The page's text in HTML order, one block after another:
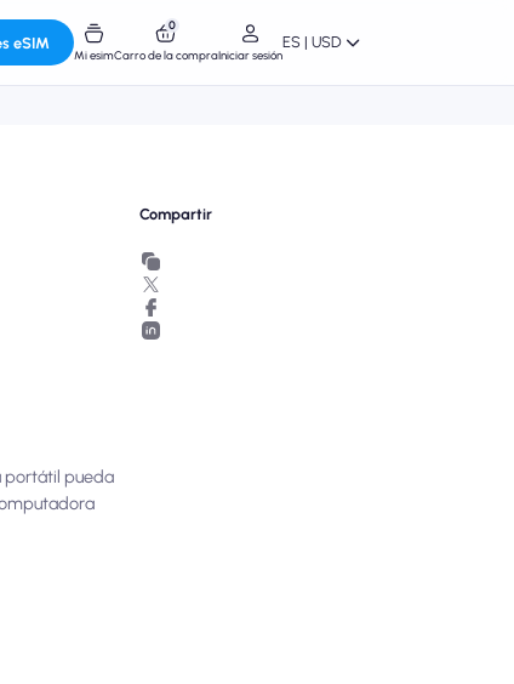
eSIM
Mi esim
0
Carro de la compraIniciar sesión
ES | USD
portátil pueda
Compartir